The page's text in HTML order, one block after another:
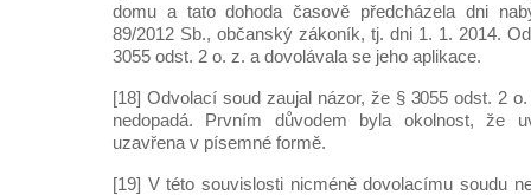
domu a tato dohoda časově předcházela dni
89/2012 Sb., občanský zákoník, tj. dni 1. 1. 2014.
3055 odst. 2 o. z. a dovolávala se jeho aplikace.
[18] Odvolací soud zaujal názor, že § 3055 odst. 2
nedopadá. Prvním důvodem byla okolnost, že
uzavřena v písemné formě.
[19] V této souvislosti nicméně dovolacímu soudu